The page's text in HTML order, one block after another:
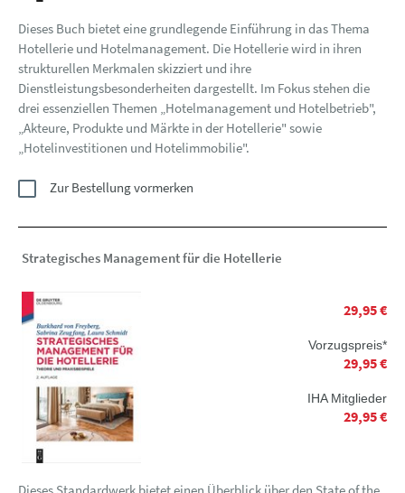
Dieses Buch bietet eine grundlegende Einführung in das Thema
Hotellerie und Hotelmanagement. Die Hotellerie wird in ihren
strukturellen Merkmalen skizziert und ihre
Dienstleistungsbesonderheiten dargestellt. Im Fokus stehen die
drei essenziellen Themen „Hotelmanagement und Hotelbetrieb",
„Akteure, Produkte und Märkte in der Hotellerie" sowie
„Hotelinvestitionen und Hotelimmobilie".
Zur Bestellung vormerken
Strategisches Management für die Hotellerie
29,95 €
Vorzugspreis*
29,95 €
IHA Mitglieder
29,95 €